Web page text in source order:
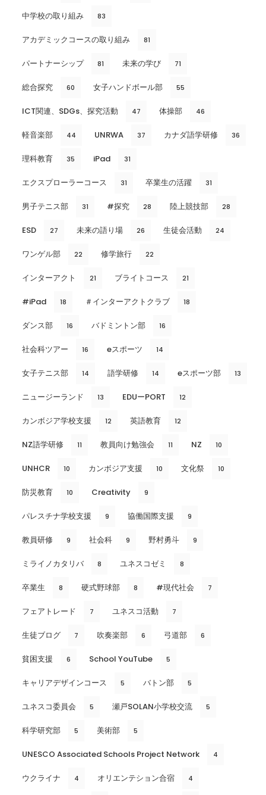
中学校の取り組み 83
アカデミックコースの取り組み 81
パートナーシップ 81 未来の学び 71
総合探究 60 女子ハンドボール部 55
ICT関連、SDGs、探究活動 47 体操部 46
軽音楽部 44 UNRWA 37 カナダ語学研修 36
理科教育 35 iPad 31
エクスプローラーコース 31 卒業生の活躍 31
男子テニス部 31 #探究 28 陸上競技部 28
ESD 27 未来の語り場 26 生徒会活動 24
ワンゲル部 22 修学旅行 22
インターアクト 21 ブライトコース 21
#iPad 18 ＃インターアクトクラブ 18
ダンス部 16 バドミントン部 16
社会科ツアー 16 eスポーツ 14
女子テニス部 14 語学研修 14 eスポーツ部 13
ニュージーランド 13 EDUーPORT 12
カンボジア学校支援 12 英語教育 12
NZ語学研修 11 教員向け勉強会 11 NZ 10
UNHCR 10 カンボジア支援 10 文化祭 10
防災教育 10 Creativity 9
パレスチナ学校支援 9 協働国際支援 9
教員研修 9 社会科 9 野村勇斗 9
ミライノカタリバ 8 ユネスコゼミ 8
卒業生 8 硬式野球部 8 #現代社会 7
フェアトレード 7 ユネスコ活動 7
生徒ブログ 7 吹奏楽部 6 弓道部 6
貧困支援 6 School YouTube 5
キャリアデザインコース 5 バトン部 5
ユネスコ委員会 5 瀬戸SOLAN小学校交流 5
科学研究部 5 美術部 5
UNESCO Associated Schools Project Network 4
ウクライナ 4 オリエンテション合宿 4